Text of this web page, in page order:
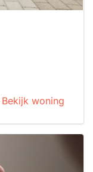
Bekijk woning